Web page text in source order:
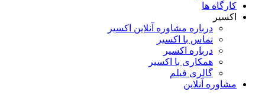
کارگاه ها
اکسیر
درباره مشاوره آنلاین اکسیر
تماس با اکسیر
درباره اکسیر
همکاری با اکسیر
گالری فیلم
مشاوره آنلاین